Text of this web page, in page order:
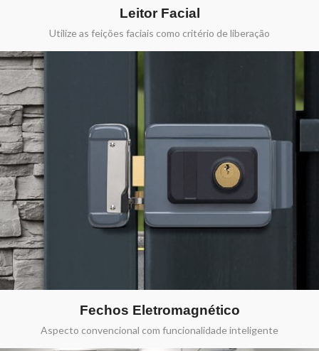
Leitor Facial
Utilize as feições faciais como critério de liberação
Fechos Eletromagnético
Aspecto convencional com funcionalidade inteligente